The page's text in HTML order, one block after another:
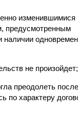
изменившимися
предусмотренным
наличии
не произойдет;
преодолеть
по характеру